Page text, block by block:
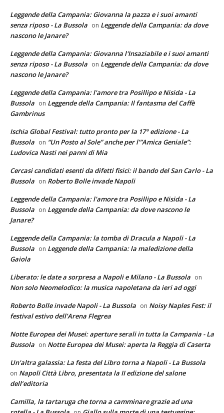
Leggende della Campania: Giovanna la pazza e i suoi amanti
senza riposo - La Bussola on Leggende della Campania: da dove
nascono le Janare?
Leggende della Campania: Giovanna l'Insaziabile e i suoi amanti
senza riposo - La Bussola on Leggende della Campania: da dove
nascono le Janare?
Leggende della Campania: l'amore tra Posillipo e Nisida - La
Bussola on Leggende della Campania: Il fantasma del Caffè
Gambrinus
Ischia Global Festival: tutto pronto per la 17° edizione - La
Bussola on “Un Posto al Sole” anche per l’”Amica Geniale”:
Ludovica Nasti nei panni di Mia
Cercasi candidati esenti da difetti fisici: il bando del San Carlo - La
Bussola on Roberto Bolle invade Napoli
Leggende della Campania: l'amore tra Posillipo e Nisida - La
Bussola on Leggende della Campania: da dove nascono le
Janare?
Leggende della Campania: la tomba di Dracula a Napoli - La
Bussola on Leggende della Campania: la maledizione della
Gaiola
Liberato: le date a sorpresa a Napoli e Milano - La Bussola on
Non solo Neomelodico: la musica napoletana da ieri ad oggi
Roberto Bolle invade Napoli - La Bussola on Noisy Naples Fest: il
festival estivo dell’Arena Flegrea
Notte Europea dei Musei: aperture serali in tutta la Campania - La
Bussola on Notte Europea dei Musei: aperta la Reggia di Caserta
Un'altra galassia: La festa del Libro torna a Napoli - La Bussola
on Napoli Città Libro, presentata la II edizione del salone
dell’editoria
Camilla, la tartaruga che torna a camminare grazie ad una